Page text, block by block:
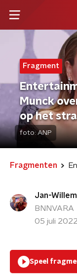
Fragment
Munck
op het
foto: ANP
Fragmenten
Jan-
BNNVARA
05 juli
Speel